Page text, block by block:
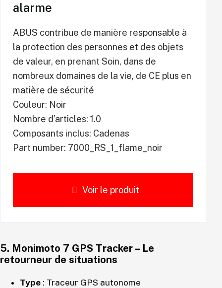
alarme
ABUS contribue de manière responsable à
la protection des personnes et des objets
de valeur, en prenant Soin, dans de
nombreux domaines de la vie, de CE plus en
matière de sécurité
Couleur: Noir
Nombre d’articles: 1.0
Composants inclus: Cadenas
Part number: 7000_RS_1_flame_noir
Voir le produit
5. Monimoto 7 GPS Tracker – Le
retourneur de situations
Type : Traceur GPS autonome